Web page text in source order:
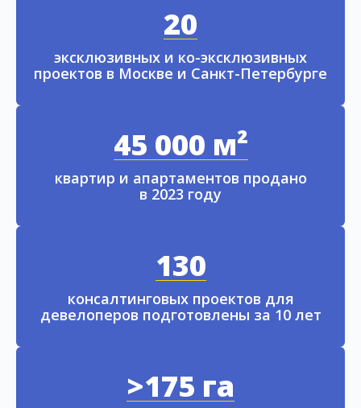
20
эксклюзивных и ко-эксклюзивных
проектов в Москве и Санкт-Петербурге
45 000 м²
квартир и апартаментов продано
в 2023 году
130
консалтинговых проектов для
девелоперов подготовлены за 10 лет
>175 га